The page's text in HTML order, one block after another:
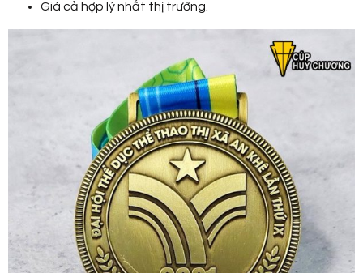
Giá cả hợp lý nhất thị trường.